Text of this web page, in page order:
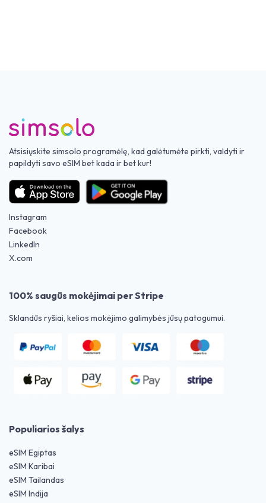
Atsisiųskite simsolo programėlę, kad galėtumėte pirkti, valdyti ir
papildyti savo eSIM bet kada ir bet kur!
Instagram
Facebook
LinkedIn
X.com
100% saugūs mokėjimai per Stripe
Sklandūs ryšiai, kelios mokėjimo galimybės jūsų patogumui.
Populiarios šalys
eSIM Egiptas
eSIM Karibai
eSIM Tailandas
eSIM Indija